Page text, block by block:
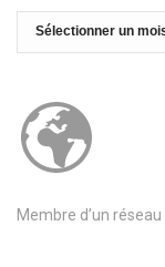
Archives
Membre d’un